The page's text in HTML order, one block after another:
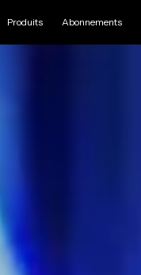
Produits Abonnements